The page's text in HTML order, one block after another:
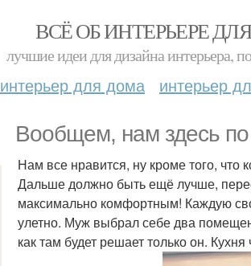
ВСЁ ОБ ИНТЕРЬЕРЕ
лучшие идеи для дизайна интерьера,
интерьер для дома интерьер
Вообщем, нам здесь
Нам все нравится, ну кроме того, что
Дальше должно быть ещё лучше,
максимально комфортным! Каждую
улетно. Муж выбрал себе два
как там будет решает только он.